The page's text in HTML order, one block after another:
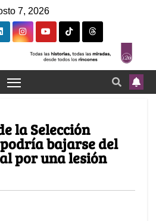
7, 2026
la Selección
bajarse del
por una lesión